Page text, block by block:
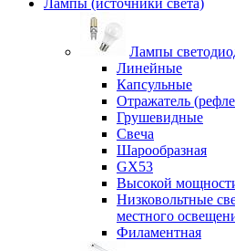
Лампы (источники света)
Лампы
Линейные
Капсульные
Отражатель
Грушевидные
Свеча
Шарообразная
GX53
Высокой
Низковольтные
местного
Филаментная